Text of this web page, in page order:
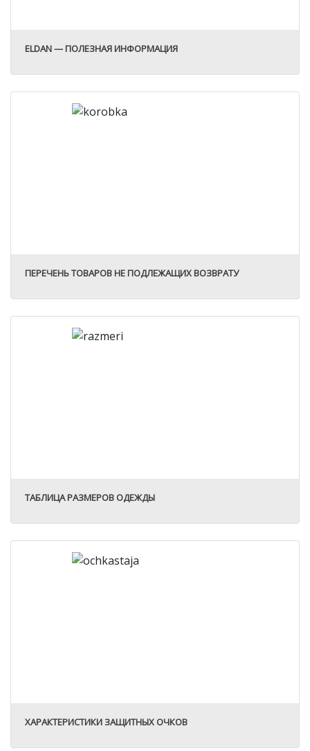
ELDAN — ПОЛЕЗНАЯ ИНФОРМАЦИЯ
ПЕРЕЧЕНЬ ТОВАРОВ НЕ ПОДЛЕЖАЩИХ ВОЗВРАТУ
ТАБЛИЦА РАЗМЕРОВ ОДЕЖДЫ
ХАРАКТЕРИСТИКИ ЗАЩИТНЫХ ОЧКОВ